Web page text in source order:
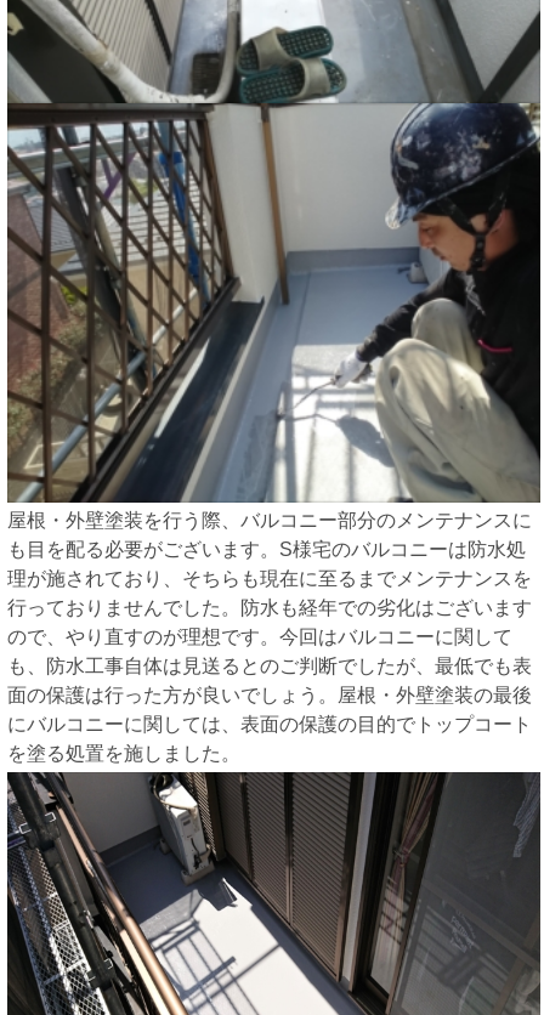
屋根・外壁塗装を行う際、バルコニー部分のメンテナンスに
も目を配る必要がございます。S様宅のバルコニーは防水処
理が施されており、そちらも現在に至るまでメンテナンスを
行っておりませんでした。防水も経年での劣化はございます
ので、やり直すのが理想です。今回はバルコニーに関して
も、防水工事自体は見送るとのご判断でしたが、最低でも表
面の保護は行った方が良いでしょう。屋根・外壁塗装の最後
にバルコニーに関しては、表面の保護の目的でトップコート
を塗る処置を施しました。